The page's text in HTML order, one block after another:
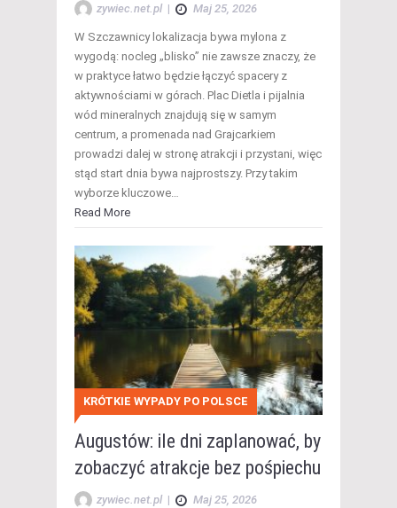
zywiec.net.pl | Maj 25, 2026
W Szczawnicy lokalizacja bywa mylona z
wygodą: nocleg „blisko” nie zawsze znaczy, że
w praktyce łatwo będzie łączyć spacery z
aktywnościami w górach. Plac Dietla i pijalnia
wód mineralnych znajdują się w samym
centrum, a promenada nad Grajcarkiem
prowadzi dalej w stronę atrakcji i przystani, więc
stąd start dnia bywa najprostszy. Przy takim
wyborze kluczowe…
Read More
KRÓTKIE WYPADY PO POLSCE
Augustów: ile dni zaplanować, by
zobaczyć atrakcje bez pośpiechu
zywiec.net.pl | Maj 25, 2026